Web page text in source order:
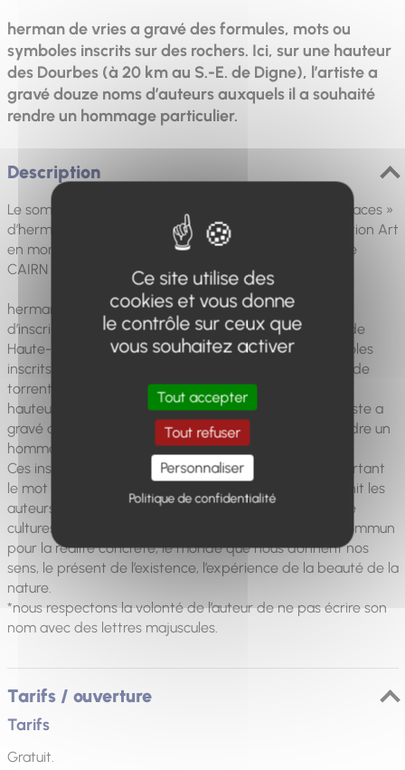
herman de vries a gravé des formules, mots ou
symboles inscrits sur des rochers. Ici, sur une hauteur
des Dourbes (à 20 km au S.-E. de Digne), l’artiste a
gravé douze noms d’auteurs auxquels il a souhaité
rendre un hommage particulier.
Description
Le sommet des philosophes s’inscrit dans le projet « traces »
d’herman de vries*. Il est l’une des œuvres de la collection Art
en montagne développée par le musée Gassendi et le
CAIRN Centre d’art.
herman de vries a gravé, depuis 2001, un ensemble
d’inscriptions en divers lieux du territoire du Géoparc de
Haute-Provence. Ce sont des formules, mots ou symboles
inscrits sur des rochers, à flanc de montagne, au bord de
torrents ou dans des villages abandonnés. Ici, sur une
hauteur des Dourbes (à 20 km au S.-E. de Digne), l’artiste a
gravé douze noms d’auteurs auxquels il a souhaité rendre un
hommage particulier, en cet endroit précis.
Ces inscriptions gravitent autour d’une pierre pivot, portant
le mot « reau ! », « réel » en provençal. C’est ce qui réunit les
auteurs mentionnés, par-delà les écarts d’époques, de
cultures et de pratiques : l’attachement qu’ils ont en commun
pour la réalité concrète, le monde que nous donnent nos
sens, le présent de l’existence, l’expérience de la beauté de la
nature.
*nous respectons la volonté de l’auteur de ne pas écrire son
nom avec des lettres majuscules.
Tarifs / ouverture
Tarifs
Gratuit.
Ce site utilise des
cookies et vous donne
le contrôle sur ceux que
vous souhaitez activer
Tout accepter
Tout refuser
Personnaliser
Politique de confidentialité